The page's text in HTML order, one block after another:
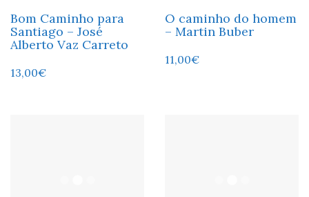
Bom Caminho para
Santiago – José
Alberto Vaz Carreto
13,00€
O caminho do homem
– Martin Buber
11,00€